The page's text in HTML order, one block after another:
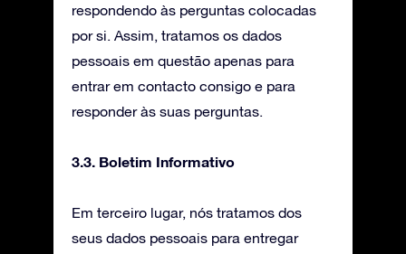
respondendo às perguntas colocadas
por si. Assim, tratamos os dados
pessoais em questão apenas para
entrar em contacto consigo e para
responder às suas perguntas.
3.3. Boletim Informativo
Em terceiro lugar, nós tratamos dos
seus dados pessoais para entregar